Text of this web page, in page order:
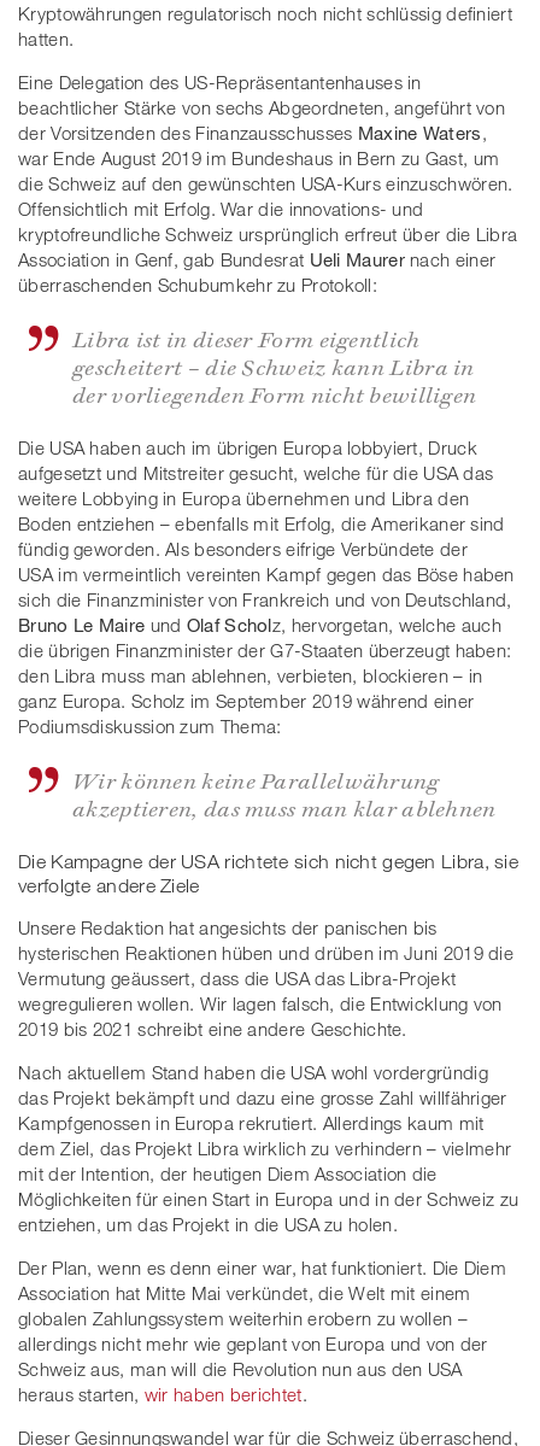
Kryptowährungen regulatorisch noch nicht schlüssig definiert
hatten.
Eine Delegation des US-Repräsentantenhauses in
beachtlicher Stärke von sechs Abgeordneten, angeführt von
der Vorsitzenden des Finanzausschusses Maxine Waters
war Ende August 2019 im Bundeshaus in Bern zu Gast, um
die Schweiz auf den gewünschten USA-Kurs einzuschwören.
Offensichtlich mit Erfolg. War die innovations- und
kryptofreundliche Schweiz ursprünglich erfreut über die Libra
Association in Genf, gab Bundesrat Ueli Maurer nach einer
überraschenden Schubumkehr zu Protokoll:
Libra ist in dieser Form eigentlich
gescheitert – die Schweiz kann Libra in
der vorliegenden Form nicht bewilligen
Die USA haben auch im übrigen Europa lobbyiert, Druck
aufgesetzt und Mitstreiter gesucht, welche für die USA das
weitere Lobbying in Europa übernehmen und Libra den
Boden entziehen – ebenfalls mit Erfolg, die Amerikaner sind
fündig geworden. Als besonders eifrige Verbündete der
USA im vermeintlich vereinten Kampf gegen das Böse haben
sich die Finanzminister von Frankreich und von Deutschland,
Bruno Le Maire und Olaf Scholz, hervorgetan, welche auch
die übrigen Finanzminister der G7-Staaten überzeugt haben:
den Libra muss man ablehnen, verbieten, blockieren – in
ganz Europa. Scholz im September 2019 während einer
Podiumsdiskussion zum Thema:
Wir können keine Parallelwährung
akzeptieren, das muss man klar ablehnen
Die Kampagne der USA richtete sich nicht gegen Libra, sie
verfolgte andere Ziele
Unsere Redaktion hat angesichts der panischen bis
hysterischen Reaktionen hüben und drüben im Juni 2019 die
Vermutung geäussert, dass die USA das Libra-Projekt
wegregulieren wollen. Wir lagen falsch, die Entwicklung von
2019 bis 2021 schreibt eine andere Geschichte.
Nach aktuellem Stand haben die USA wohl vordergründig
das Projekt bekämpft und dazu eine grosse Zahl willfähriger
Kampfgenossen in Europa rekrutiert. Allerdings kaum mit
dem Ziel, das Projekt Libra wirklich zu verhindern – vielmehr
mit der Intention, der heutigen Diem Association die
Möglichkeiten für einen Start in Europa und in der Schweiz zu
entziehen, um das Projekt in die USA zu holen.
Der Plan, wenn es denn einer war, hat funktioniert. Die Diem
Association hat Mitte Mai verkündet, die Welt mit einem
globalen Zahlungssystem weiterhin erobern zu wollen –
allerdings nicht mehr wie geplant von Europa und von der
Schweiz aus, man will die Revolution nun aus den USA
heraus starten, wir haben berichtet
Dieser Gesinnungswandel war für die Schweiz überraschend,